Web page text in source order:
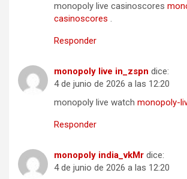
monopoly live casinoscores
casinoscores .
Responder
monopoly live in_zspn dice:
4 de junio de 2026 a las 12:20
monopoly live watch monopoly-
Responder
monopoly india_vkMr dice:
4 de junio de 2026 a las 12:20